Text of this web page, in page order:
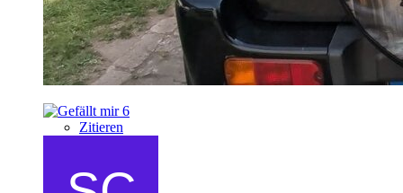
6
Zitieren